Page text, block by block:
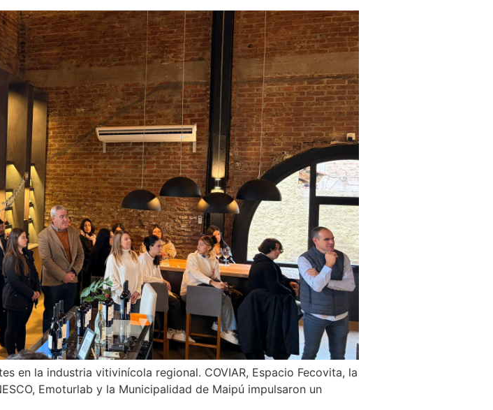
en la industria vitivinícola regional. COVIAR, Espacio Fecovita, la
Emoturlab y la Municipalidad de Maipú impulsaron un